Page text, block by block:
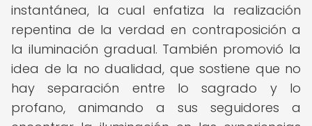
instantánea, la cual enfatiza la realización
repentina de la verdad en contraposición a
la iluminación gradual. También promovió la
idea de la no dualidad, que sostiene que no
hay separación entre lo sagrado y lo
profano, animando a sus seguidores a